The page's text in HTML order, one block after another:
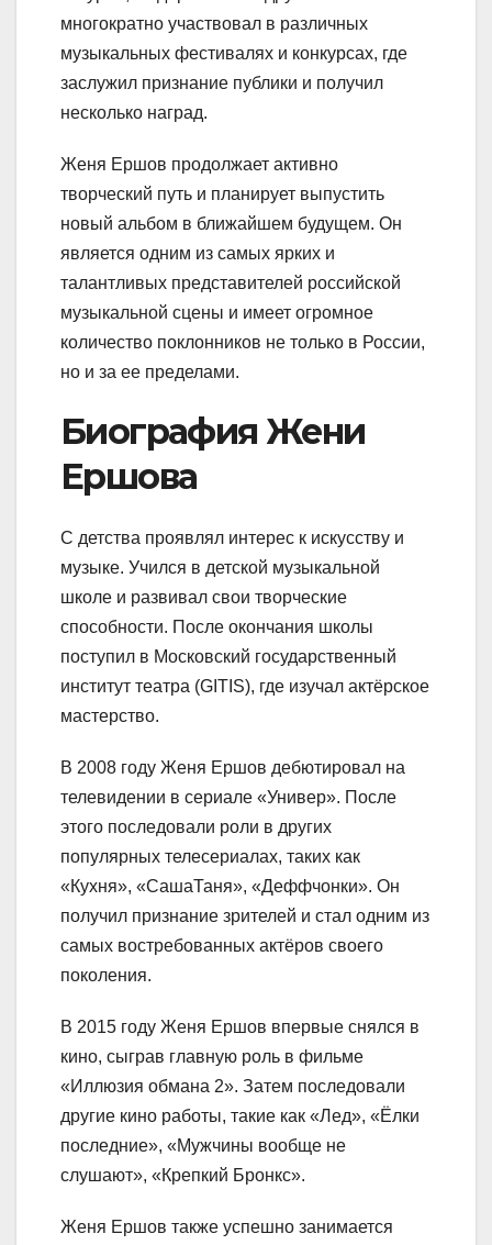
многократно участвовал в различных
музыкальных фестивалях и конкурсах, где
заслужил признание публики и получил
несколько наград.
Женя Ершов продолжает активно
творческий путь и планирует выпустить
новый альбом в ближайшем будущем. Он
является одним из самых ярких и
талантливых представителей российской
музыкальной сцены и имеет огромное
количество поклонников не только в России,
но и за ее пределами.
Биография Жени
Ершова
С детства проявлял интерес к искусству и
музыке. Учился в детской музыкальной
школе и развивал свои творческие
способности. После окончания школы
поступил в Московский государственный
институт театра (GITIS), где изучал актёрское
мастерство.
В 2008 году Женя Ершов дебютировал на
телевидении в сериале «Универ». После
этого последовали роли в других
популярных телесериалах, таких как
«Кухня», «СашаТаня», «Деффчонки». Он
получил признание зрителей и стал одним из
самых востребованных актёров своего
поколения.
В 2015 году Женя Ершов впервые снялся в
кино, сыграв главную роль в фильме
«Иллюзия обмана 2». Затем последовали
другие кино работы, такие как «Лед», «Ёлки
последние», «Мужчины вообще не
слушают», «Крепкий Бронкс».
Женя Ершов также успешно занимается